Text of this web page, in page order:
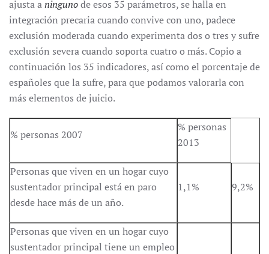
ajusta aningunode esos 35 parámetros, se halla en
integración precaria cuando convive con uno, padece
exclusión moderada cuando experimenta dos o tres y sufre
exclusión severa cuando soporta cuatro o más. Copio a
continuación los 35 indicadores, así como el porcentaje de
españoles que la sufre, para que podamos valorarla con
más elementos de juicio.
% personas 2007
% personas
2013
Personas que viven en un hogar cuyo
sustentador principal está en paro
desde hace más de un año.
1,1% 9,2%
Personas que viven en un hogar cuyo
sustentador principal tiene un empleo